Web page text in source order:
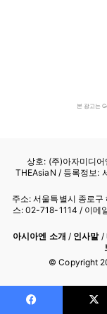
본 광고는
상호: (주)아자미디
THEAsiaN / 등록정보:
주소: 서울특별시 종로
스: 02-718-1114 / 이메
아시아엔 소개 / 인사말/
© Copyright